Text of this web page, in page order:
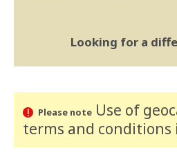
Looking for a
Please noteUse of
terms and conditions